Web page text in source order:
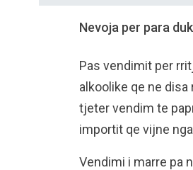
Nevoja per para
Pas vendimit per
alkoolike qe ne
tjeter vendim te
importit qe vijne
Vendimi i marre pa